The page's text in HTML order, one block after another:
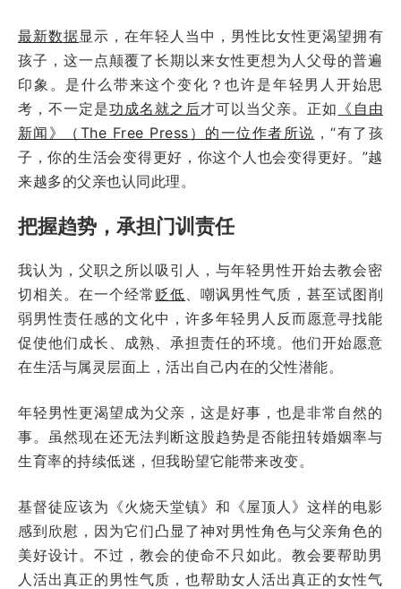
最新数据显示，在年轻人当中，男性比女性更渴望拥有
孩子，这一点颠覆了长期以来女性更想为人父母的普遍
印象。是什么带来这个变化？也许是年轻男人开始思
考，不一定是功成名就之后才可以当父亲。正如 《自由
新闻》（The Free Press）的一位作者所说 ，“有了孩
子，你的生活会变得更好，你这个人也会变得更好。”越
来越多的父亲也认同此理。
把握趋势，承担门训责任
我认为，父职之所以吸引人，与年轻男性开始去教会密
切相关。在一个经常 贬低 、嘲讽男性气质，甚至试图削
弱男性责任感的文化中，许多年轻男人反而愿意寻找能
促使他们成长、成熟、承担责任的环境。他们开始愿意
在生活与属灵层面上，活出自己内在的父性潜能。
年轻男性更渴望成为父亲，这是好事，也是非常自然的
事。虽然现在还无法判断这股趋势是否能扭转婚姻率与
生育率的持续低迷，但我盼望它能带来改变。
基督徒应该为《火烧天堂镇》和《屋顶人》这样的电影
感到欣慰，因为它们凸显了神对男性角色与父亲角色的
美好设计。不过，教会的使命不只如此。教会要帮助男
人活出真正的男性气质，也帮助女人活出真正的女性气